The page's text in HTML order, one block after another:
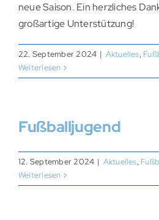
neue Saison. Ein herzliches
großartige Unterstützung!
22. September 2024 | Aktuelles,
Weiterlesen
Fußballjugend
12. September 2024 | Aktuelles,
Weiterlesen